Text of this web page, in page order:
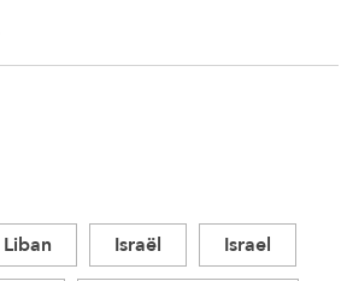
Liban Israël
Israel